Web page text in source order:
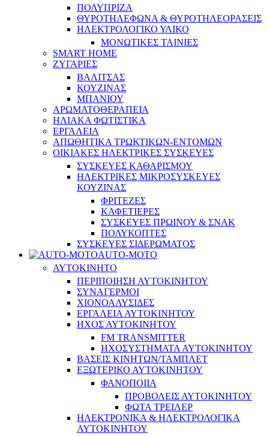
ΠΟΛΥΠΡΙΖΑ
ΘΥΡΟΤΗΛΕΦΩΝΑ & ΘΥΡΟΤΗΛΕΟΡΑΣΕΙΣ
ΗΛΕΚΤΡΟΛΟΓΙΚΟ ΥΛΙΚΟ
ΜΟΝΩΤΙΚΕΣ ΤΑΙΝΙΕΣ
SMART HOME
ΖΥΓΑΡΙΕΣ
ΒΑΛΙΤΣΑΣ
ΚΟΥΖΙΝΑΣ
ΜΠΑΝΙΟΥ
ΑΡΩΜΑΤΟΘΕΡΑΠΕΙΑ
ΗΛΙΑΚΑ ΦΩΤΙΣΤΙΚΑ
ΕΡΓΑΛΕΙΑ
ΑΠΩΘΗΤΙΚΑ ΤΡΩΚΤΙΚΩΝ-ΕΝΤΟΜΩΝ
ΟΙΚΙΑΚΕΣ ΗΛΕΚΤΡΙΚΕΣ ΣΥΣΚΕΥΕΣ
ΣΥΣΚΕΥΕΣ ΚΑΘΑΡΙΣΜΟΥ
ΗΛΕΚΤΡΙΚΕΣ ΜΙΚΡΟΣΥΣΚΕΥΕΣ
ΚΟΥΖΙΝΑΣ
ΦΡΙΤΕΖΕΣ
ΚΑΦΕΤΙΕΡΕΣ
ΣΥΣΚΕΥΕΣ ΠΡΩΙΝΟΥ & ΣΝΑΚ
ΠΟΛΥΚΟΠΤΕΣ
ΣΥΣΚΕΥΕΣ ΣΙΔΕΡΩΜΑΤΟΣ
AUTO-MOTO
ΑΥΤΟΚΙΝΗΤΟ
ΠΕΡΙΠΟΙΗΣΗ ΑΥΤΟΚΙΝΗΤΟΥ
ΣΥΝΑΓΕΡΜΟΙ
ΧΙΟΝΟΑΛΥΣΙΔΕΣ
ΕΡΓΑΛΕΙΑ ΑΥΤΟΚΙΝΗΤΟΥ
ΗΧΟΣ ΑΥΤΟΚΙΝΗΤΟΥ
FM TRANSMITTER
ΗΧΟΣΥΣΤΗΜΑΤΑ ΑΥΤΟΚΙΝΗΤΟΥ
ΒΑΣΕΙΣ ΚΙΝΗΤΩΝ/ΤΑΜΠΛΕΤ
ΕΞΩΤΕΡΙΚΟ ΑΥΤΟΚΙΝΗΤΟΥ
ΦΑΝΟΠΟΙΙΑ
ΠΡΟΒΟΛΕΙΣ ΑΥΤΟΚΙΝΗΤΟΥ
ΦΩΤΑ ΤΡΕΙΛΕΡ
ΗΛΕΚΤΡΟΝΙΚΑ & ΗΛΕΚΤΡΟΛΟΓΙΚΑ
ΑΥΤΟΚΙΝΗΤΟΥ